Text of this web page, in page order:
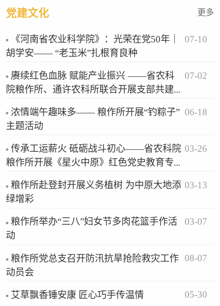
党建文化 更多
《河南省农业科学院》：光荣在党50年｜
胡学安—— “老玉米”扎根育良种
07-10
赓续红色血脉 赋能产业振兴 ——省农科
院粮作所、通许农科所联合开展支部共建
07-02
浓情端午趣味多—— 粮作所开展“钓粽子”
主题活动
06-18
传承工运薪火 砥砺战斗初心——省农科院
粮作所开展《星火中原》红色党史教育专
03-26
粮作所赴登封开展义务植树 为中原大地添
绿增彩
03-13
粮作所举办“三八”妇女节多肉花篮手作活
动
03-07
粮作所党总支召开防汛抗旱抢险救灾工作
动员会
08-07
艾草飘香锤安康 匠心巧手传温情 05-30